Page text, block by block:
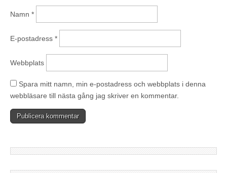
Namn *
E-postadress *
Webbplats
Spara mitt namn, min e-postadress och webbplats i denna
webbläsare till nästa gång jag skriver en kommentar.